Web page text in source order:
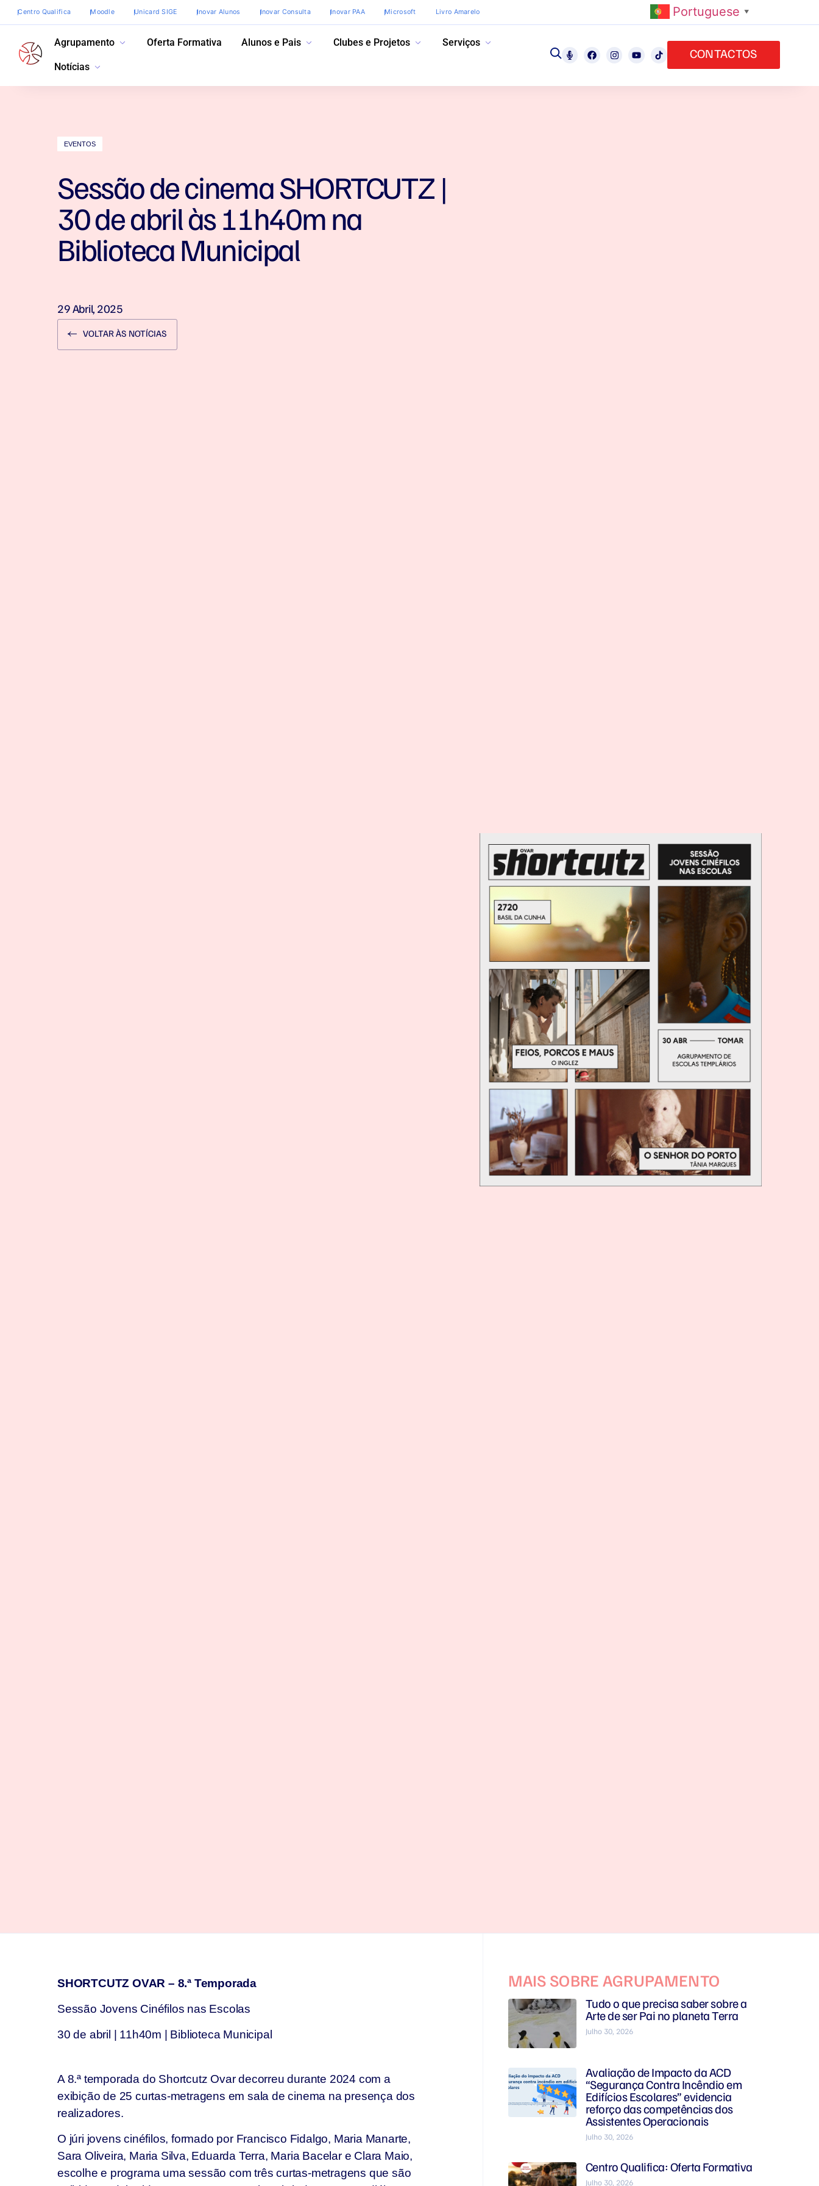
Centro Qualifica Moodle Unicard SIGE Inovar Alunos Inovar Consulta Inovar PAA Microsoft Livro Amarelo Portuguese ▼
Agrupamento Oferta Formativa Alunos e Pais Clubes e Projetos Serviços
Notícias
CONTACTOS
EVENTOS
Sessão de cinema SHORTCUTZ |
30 de abril às 11h40m na
Biblioteca Municipal
29 Abril, 2025
VOLTAR ÀS NOTÍCIAS
SHORTCUTZ OVAR – 8.ª Temporada
Sessão Jovens Cinéfilos nas Escolas
30 de abril | 11h40m | Biblioteca Municipal
A 8.ª temporada do Shortcutz Ovar decorreu durante 2024 com a
exibição de 25 curtas-metragens em sala de cinema na presença dos
realizadores.
O júri jovens cinéfilos, formado por Francisco Fidalgo, Maria Manarte,
Sara Oliveira, Maria Silva, Eduarda Terra, Maria Bacelar e Clara Maio,
escolhe e programa uma sessão com três curtas-metragens que são
MAIS SOBRE AGRUPAMENTO
Tudo o que precisa saber sobre a
Arte de ser Pai no planeta Terra
Julho 30, 2026
Avaliação de Impacto da ACD
“Segurança Contra Incêndio em
Edifícios Escolares” evidencia
reforço das competências dos
Assistentes Operacionais
Julho 30, 2026
Centro Qualifica: Oferta Formativa
Julho 30, 2026